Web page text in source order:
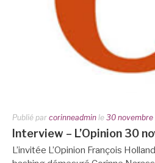
Publié par corinneadmin le 30 novembre
Interview – L’Opinion 30
L’invitée L’Opinion François